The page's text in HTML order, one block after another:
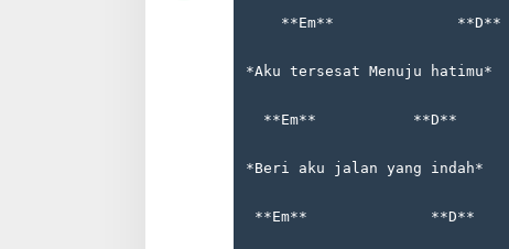
    **Em**              **D**
*Aku tersesat Menuju hatimu*
  **Em**           **D**
*Beri aku jalan yang indah*
**Em**              **D**